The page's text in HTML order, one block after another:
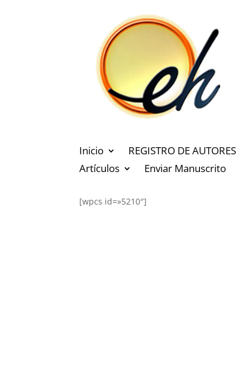
Inicio REGISTRO DE AUTORES
Artículos
Enviar Manuscrito
[wpcs id=»5210″]